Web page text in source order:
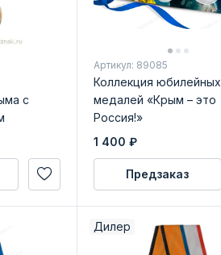
с
Артикул: 89085
Коллекция юбилейных
медалей «Крым – это
Россия!»
1 400 ₽
Предзаказ
Дилер